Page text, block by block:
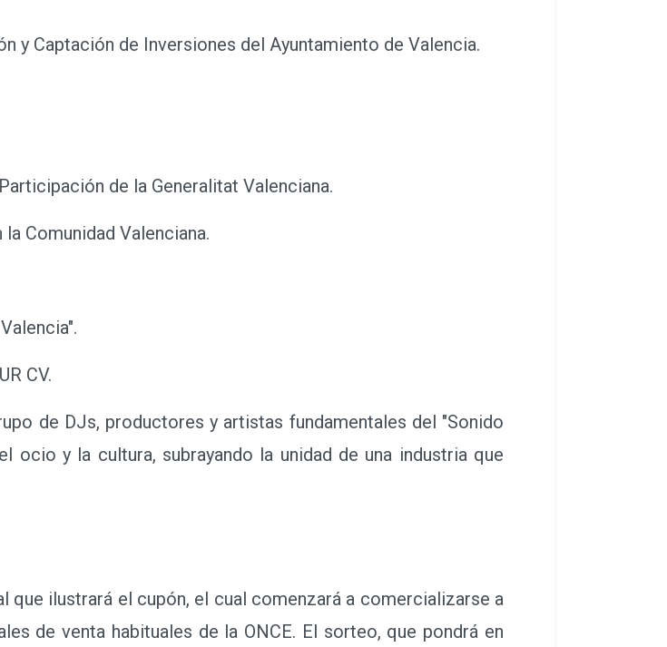
y Captación de Inversiones del Ayuntamiento de Valencia.
de la Generalitat Valenciana.
Comunidad Valenciana.
CV.
de DJs, productores y artistas fundamentales del "Sonido
ocio y la cultura, subrayando la unidad de una industria que
ilustrará el cupón, el cual comenzará a comercializarse a
de venta habituales de la ONCE. El sorteo, que pondrá en